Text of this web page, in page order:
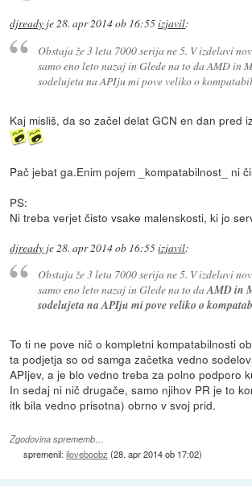
djready je28. apr 2014 ob 16:55izjavil:
Obstaja že 3 leta 7000 serija ne 5. V izdelavi
samo eno leto nazaj in Glede na to da AMD in
sodelujeta na APIju mi pove veliko o
Kaj misliš, da so začel delat GCN en dan pred
Pač jebat ga.Enim pojem _kompatabilnost_ ni
PS:
Ni treba verjet čisto vsake malenskosti, ki jo
djready je28. apr 2014 ob 16:55izjavil:
Obstaja že 3 leta 7000 serija ne 5. V izdelavi
samo eno leto nazaj in Glede na to daAMD in
sodelujeta na APIju mi pove veliko o
To ti ne pove nič o kompletni kompatabilnosti
ta podjetja so od samga začetka vedno
APIjev, a je blo vedno treba za polno podporo
In sedaj ni nič drugače, samo njihov PR je to
itk bila vedno prisotna) obrno v svoj prid.
Zgodovina sprememb…
spremenil:iloveboobz (28. apr 2014 ob 17:02)